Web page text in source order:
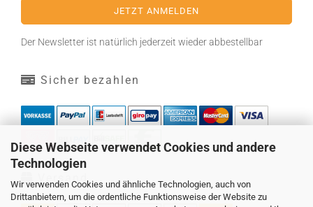
Diese Webseite verwendet Cookies und andere
Technologien
Wir verwenden Cookies und ähnliche Technologien, auch von
Drittanbietern, um die ordentliche Funktionsweise der Website zu
Der Newsletter ist natürlich jederzeit wieder abbestellbar
Sicher bezahlen
Versand